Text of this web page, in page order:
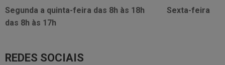
Segunda a quinta-feira das 8h às 18h
Sexta-feira
das 8h às 17h
REDES SOCIAIS